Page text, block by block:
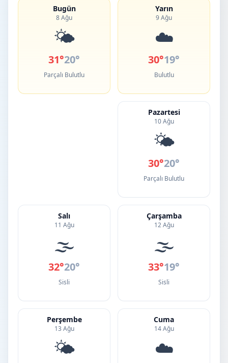
Bugün
8 Ağu
🌤️
31°20°
Parçalı Bulutlu
Yarın
9 Ağu
☁️
30°19°
Bulutlu
Pazartesi
10 Ağu
🌤️
30°20°
Parçalı Bulutlu
Salı
11 Ağu
🌫️
32°20°
Sisli
Çarşamba
12 Ağu
🌫️
33°19°
Sisli
Perşembe
13 Ağu
🌤️
Cuma
14 Ağu
☁️